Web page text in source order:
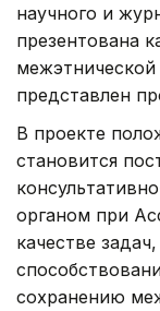
научного и
презентована
представлен
В проекте
становится
органом при
качестве
сохранению